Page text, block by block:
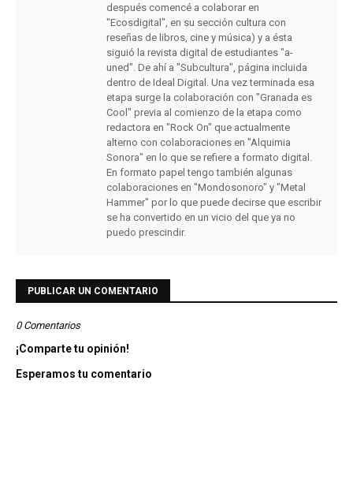
después comencé a colaborar en
"Ecosdigital", en su sección cultura con
reseñas de libros, cine y música) y a ésta
siguió la revista digital de estudiantes "a-
uned". De ahí a "Subcultura", página incluida
dentro de Ideal Digital. Una vez terminada esa
etapa surge la colaboración con "Granada es
Cool" previa al comienzo de la etapa como
redactora en "Rock On" que actualmente
alterno con colaboraciones en "Alquimia
Sonora" en lo que se refiere a formato digital.
En formato papel tengo también algunas
colaboraciones en "Mondosonoro" y "Metal
Hammer" por lo que puede decirse que escribir
se ha convertido en un vicio del que ya no
puedo prescindir.
PUBLICAR UN COMENTARIO
0 Comentarios
¡Comparte tu opinión!
Esperamos tu comentario